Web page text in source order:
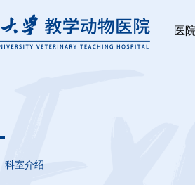
科室介绍
医